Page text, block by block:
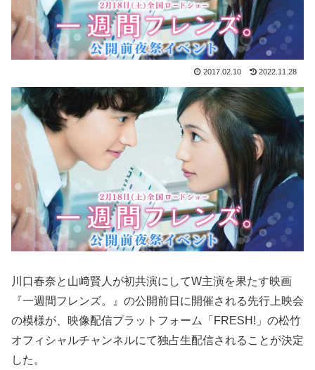
2017.02.10 2022.11.28
川口春奈と山﨑賢人が初共演にしてW主演を果たす映画
『一週間フレンズ。』の公開前日に開催される先行上映会
の模様が、 映像配信プラットフォーム
「FRESH!」の松竹
オフィシャルチャンネルにて独占生配信されることが決定
した。